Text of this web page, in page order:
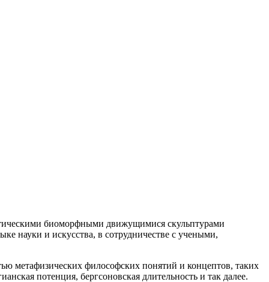
биоморфными движущимися скульптурами
науки и искусства, в сотрудничестве с учеными,
метафизических философских понятий и концептов, таких
потенция, бергсоновская длительность и так далее.